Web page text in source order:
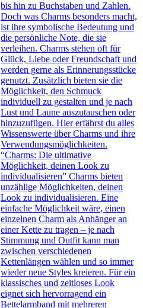
bis hin zu Buchstaben und Zahlen.
Doch was Charms besonders macht,
ist ihre symbolische Bedeutung und
die persönliche Note, die sie
verleihen. Charms stehen oft für
Glück, Liebe oder Freundschaft und
werden gerne als Erinnerungsstücke
genutzt. Zusätzlich bieten sie die
Möglichkeit, den Schmuck
individuell zu gestalten und je nach
Lust und Laune auszutauschen oder
hinzuzufügen. Hier erfährst du alles
Wissenswerte über Charms und ihre
Verwendungsmöglichkeiten.
“Charms: Die ultimative
Möglichkeit, deinen Look zu
individualisieren” Charms bieten
unzählige Möglichkeiten, deinen
Look zu individualisieren. Eine
einfache Möglichkeit wäre, einen
einzelnen Charm als Anhänger an
einer Kette zu tragen – je nach
Stimmung und Outfit kann man
zwischen verschiedenen
Kettenlängen wählen und so immer
wieder neue Styles kreieren. Für ein
klassisches und zeitloses Look
eignet sich hervorragend ein
Bettelarmband mit mehreren